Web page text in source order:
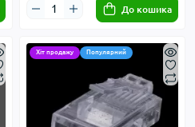
До кошика
Хіт продажу Популярний